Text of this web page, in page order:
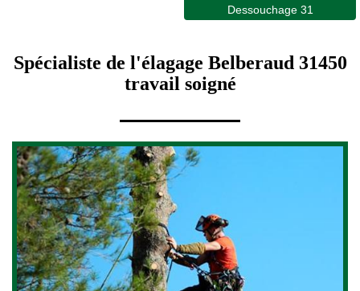
Dessouchage 31
Spécialiste de l'élagage Belberaud 31450
travail soigné